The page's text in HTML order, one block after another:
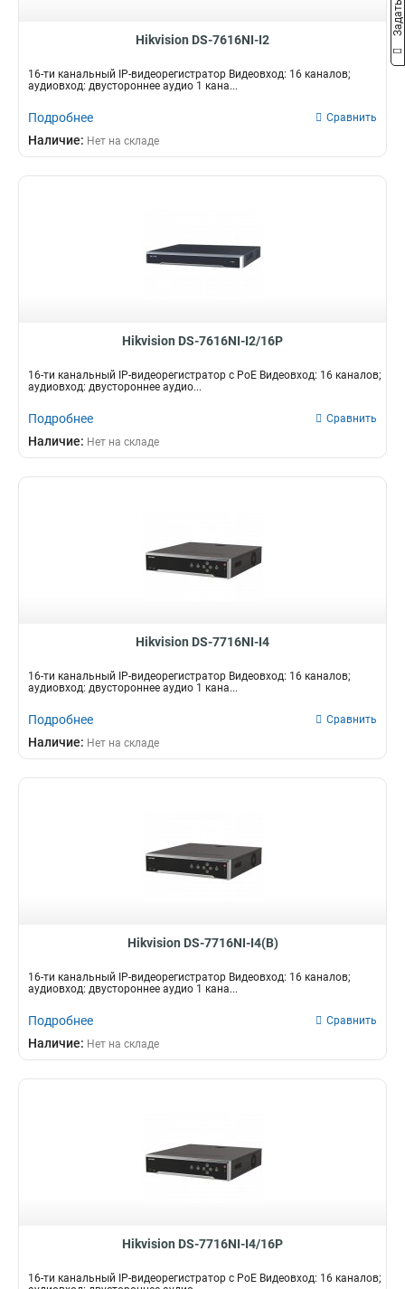
Hikvision DS-7616NI-I2
16-ти канальный IP-видеорегистратор Видеовход: 16 каналов;
аудиовход: двустороннее аудио 1 кана...
Подробнее Сравнить
Наличие: Нет на складе
Hikvision DS-7616NI-I2/16P
16-ти канальный IP-видеорегистратор c PoE Видеовход: 16 каналов;
аудиовход: двустороннее аудио...
Подробнее Сравнить
Наличие: Нет на складе
Hikvision DS-7716NI-I4
16-ти канальный IP-видеорегистратор Видеовход: 16 каналов;
аудиовход: двустороннее аудио 1 кана...
Подробнее Сравнить
Наличие: Нет на складе
Hikvision DS-7716NI-I4(B)
16-ти канальный IP-видеорегистратор Видеовход: 16 каналов;
аудиовход: двустороннее аудио 1 кана...
Подробнее Сравнить
Наличие: Нет на складе
Hikvision DS-7716NI-I4/16P
16-ти канальный IP-видеорегистратор c PoE Видеовход: 16 каналов;